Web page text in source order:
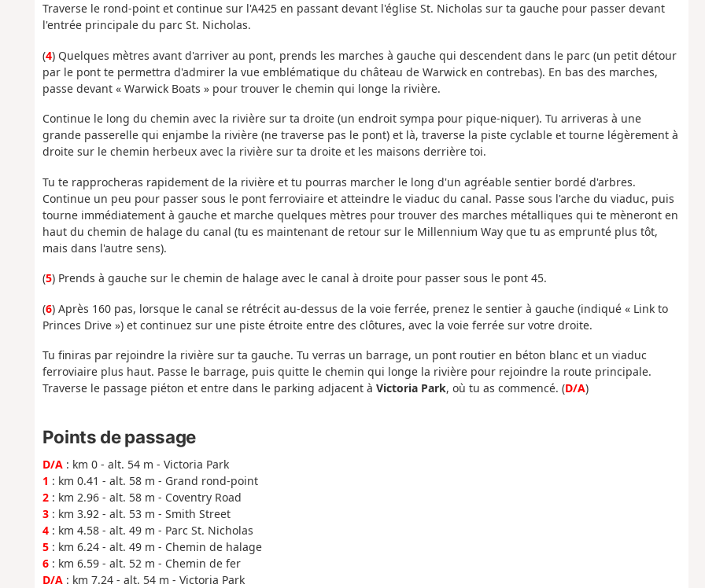
Traverse le rond-point et continue sur l'A425 en passant devant l'église St. Nicholas sur ta gauche pour passer devant
l'entrée principale du parc St. Nicholas.
(4) Quelques mètres avant d'arriver au pont, prends les marches à gauche qui descendent dans le parc (un petit détour
par le pont te permettra d'admirer la vue emblématique du château de Warwick en contrebas). En bas des marches,
passe devant « Warwick Boats » pour trouver le chemin qui longe la rivière.
Continue le long du chemin avec la rivière sur ta droite (un endroit sympa pour pique-niquer). Tu arriveras à une
grande passerelle qui enjambe la rivière (ne traverse pas le pont) et là, traverse la piste cyclable et tourne légèrement à
droite sur le chemin herbeux avec la rivière sur ta droite et les maisons derrière toi.
Tu te rapprocheras rapidement de la rivière et tu pourras marcher le long d'un agréable sentier bordé d'arbres.
Continue un peu pour passer sous le pont ferroviaire et atteindre le viaduc du canal. Passe sous l'arche du viaduc, puis
tourne immédiatement à gauche et marche quelques mètres pour trouver des marches métalliques qui te mèneront en
haut du chemin de halage du canal (tu es maintenant de retour sur le Millennium Way que tu as emprunté plus tôt,
mais dans l'autre sens).
(5) Prends à gauche sur le chemin de halage avec le canal à droite pour passer sous le pont 45.
(6) Après 160 pas, lorsque le canal se rétrécit au-dessus de la voie ferrée, prenez le sentier à gauche (indiqué « Link to
Princes Drive ») et continuez sur une piste étroite entre des clôtures, avec la voie ferrée sur votre droite.
Tu finiras par rejoindre la rivière sur ta gauche. Tu verras un barrage, un pont routier en béton blanc et un viaduc
ferroviaire plus haut. Passe le barrage, puis quitte le chemin qui longe la rivière pour rejoindre la route principale.
Traverse le passage piéton et entre dans le parking adjacent à Victoria Park, où tu as commencé. (D/A)
Points de passage
D/A: km 0 - alt. 54 m - Victoria Park
1 : km 0.41 - alt. 58 m - Grand rond-point
2: km 2.96 - alt. 58 m - Coventry Road
3: km 3.92 - alt. 53 m - Smith Street
4: km 4.58 - alt. 49 m - Parc St. Nicholas
5: km 6.24 - alt. 49 m - Chemin de halage
6: km 6.59 - alt. 52 m - Chemin de fer
D/A: km 7.24 - alt. 54 m - Victoria Park